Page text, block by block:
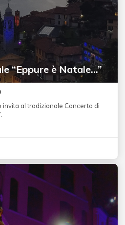
“Eppure è Natale...”
invita al tradizionale Concerto di